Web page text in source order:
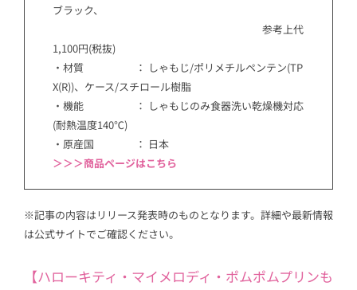
ブラック、
参考上代
1,100円(税抜)
・材質 ： しゃもじ/ポリメチルペンテン(TP
X(R))、ケース/スチロール樹脂
・機能 ： しゃもじのみ食器洗い乾燥機対応
(耐熱温度140℃)
・原産国 ： 日本
＞＞＞商品ページはこちら
※記事の内容はリリース発表時のものとなります。詳細や最新情報
は公式サイトでご確認ください。
【ハローキティ・マイメロディ・ポムポムプリンも